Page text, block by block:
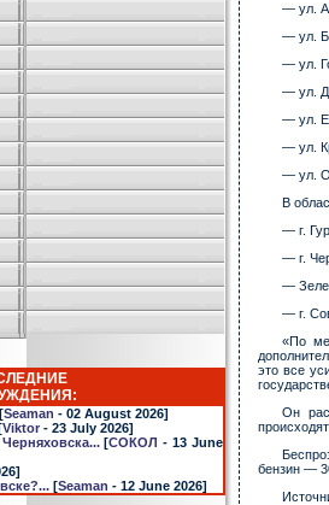
Seaman - 02 August 2026]
Viktor- 23 July 2026]
[СОКОЛ - 13 June
[Seaman - 12 June 2026]
— ул.
— ул.
— ул.
— ул.
— ул.
— ул.
— ул.
В
— г.
— г.
—
— г.
«По
это все
Он
бензин —